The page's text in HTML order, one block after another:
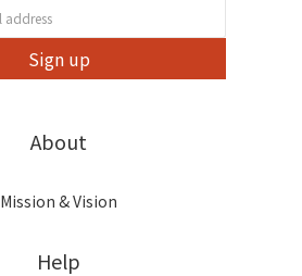
Sign up
About
Mission & Vision
Help